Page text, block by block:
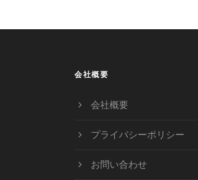
会社概要
会社概要
プライバシーポリシー
お問い合わせ